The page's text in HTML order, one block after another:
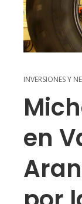
INVERSIONES Y
en